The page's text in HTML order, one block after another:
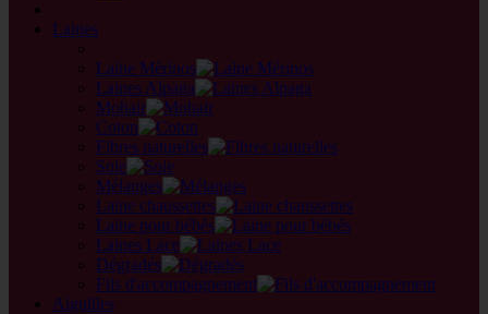
Laines
Laine Mérinos
Laines Alpaga
Mohair
Coton
Fibres naturelles
Soie
Mélanges
Laine chaussettes
Laine pour bébés
Laines Lace
Dégradés
Fils d'accompagnement
Aiguilles